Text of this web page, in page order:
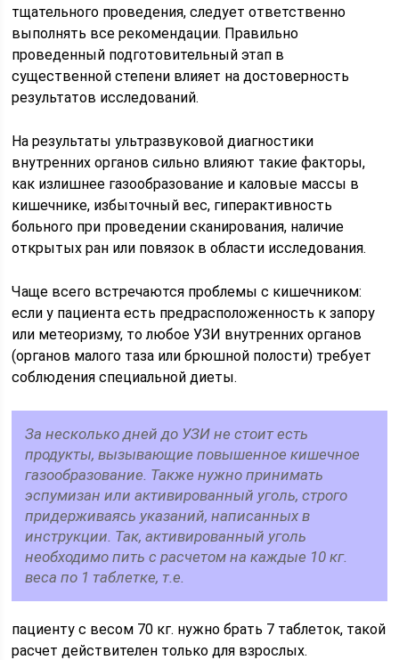
тщательного проведения, следует ответственно
выполнять все рекомендации. Правильно
проведенный подготовительный этап в
существенной степени влияет на достоверность
результатов исследований.
На результаты ультразвуковой диагностики
внутренних органов сильно влияют такие факторы,
как излишнее газообразование и каловые массы в
кишечнике, избыточный вес, гиперактивность
больного при проведении сканирования, наличие
открытых ран или повязок в области исследования.
Чаще всего встречаются проблемы с кишечником:
если у пациента есть предрасположенность к запору
или метеоризму, то любое УЗИ внутренних органов
(органов малого таза или брюшной полости) требует
соблюдения специальной диеты.
За несколько дней до УЗИ не стоит есть
продукты, вызывающие повышенное кишечное
газообразование. Также нужно принимать
эспумизан или активированный уголь, строго
придерживаясь указаний, написанных в
инструкции. Так, активированный уголь
необходимо пить с расчетом на каждые 10 кг.
веса по 1 таблетке, т.е.
пациенту с весом 70 кг. нужно брать 7 таблеток, такой
расчет действителен только для взрослых.